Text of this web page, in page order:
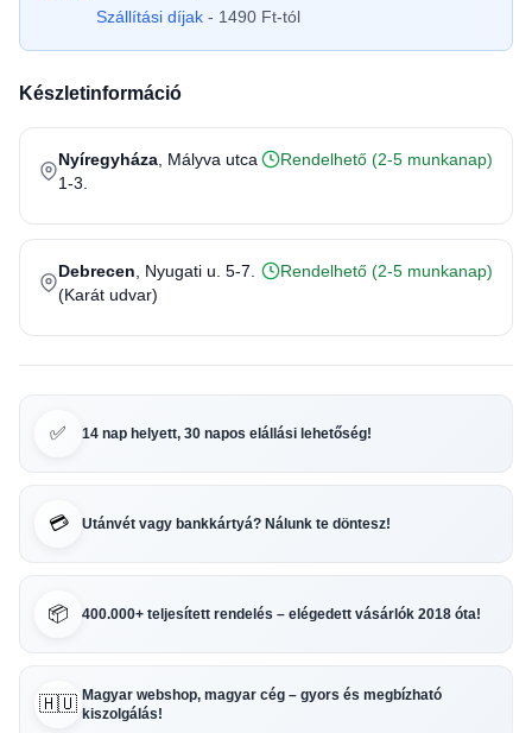
Szállítási díjak - 1490 Ft-tól
Készletinformáció
Nyíregyháza , Mályva utca
1-3.
Rendelhető (2-5 munkanap)
Debrecen , Nyugati u. 5-7.
(Karát udvar)
Rendelhető (2-5 munkanap)
✅ 14 nap helyett, 30 napos elállási lehetőség!
💳 Utánvét vagy bankkártyá? Nálunk te döntesz!
📦 400.000+ teljesített rendelés – elégedett vásárlók 2018 óta!
🇭🇺 Magyar webshop, magyar cég – gyors és megbízható
kiszolgálás!